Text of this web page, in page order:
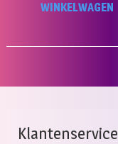
WINKELWAGEN
Klantenservice